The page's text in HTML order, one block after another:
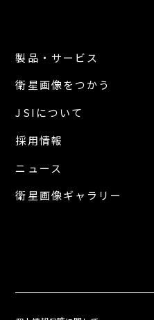
製品・サービス
衛星画像をつかう
JSIについて
採用情報
ニュース
衛星画像ギャラリー